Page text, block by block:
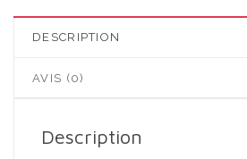
DESCRIPTION
AVIS (0)
Description